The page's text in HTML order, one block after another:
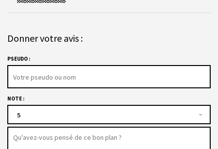
Donner votre avis :
PSEUDO :
NOTE :
5